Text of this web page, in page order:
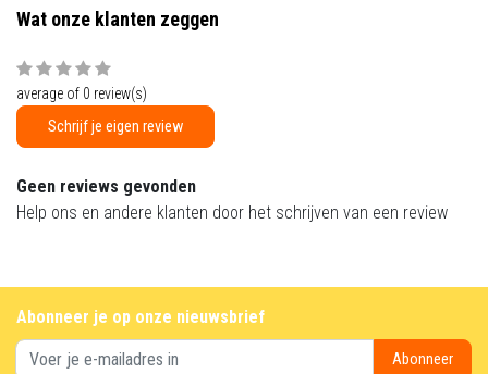
Wat onze klanten zeggen
average of 0 review(s)
Schrijf je eigen review
Geen reviews gevonden
Help ons en andere klanten door het schrijven van een review
Abonneer je op onze nieuwsbrief
Abonneer